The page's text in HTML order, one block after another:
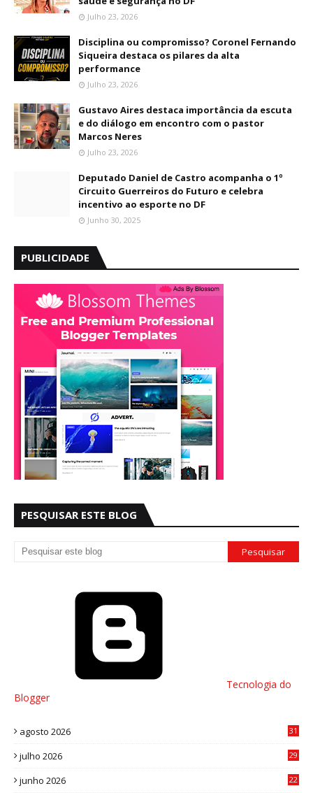
Julho 23, 2026
Disciplina ou compromisso? Coronel Fernando
Siqueira destaca os pilares da alta
performance
Julho 23, 2026
Gustavo Aires destaca importância da escuta
e do diálogo em encontro com o pastor
Marcos Neres
Julho 23, 2026
Deputado Daniel de Castro acompanha o 1º
Circuito Guerreiros do Futuro e celebra
incentivo ao esporte no DF
Junho 30, 2025
PUBLICIDADE
PESQUISAR ESTE BLOG
Tecnologia do
Blogger
agosto 2026 31
julho 2026
29
junho 2026
22